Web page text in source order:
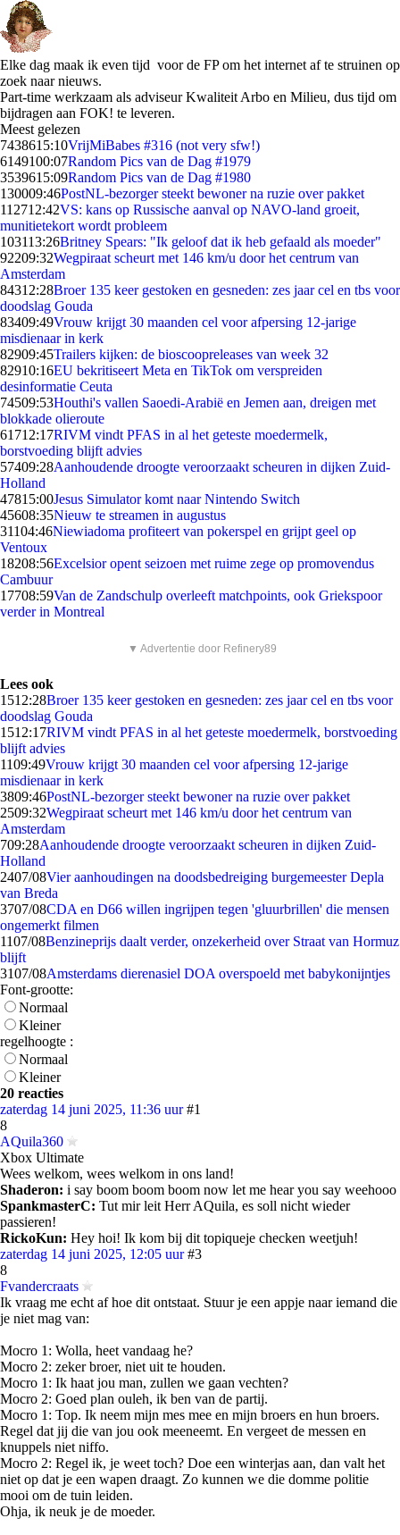
Elke dag maak ik even tijd voor de FP om het internet af te struinen op
zoek naar nieuws.
Part-time werkzaam als adviseur Kwaliteit Arbo en Milieu, dus tijd om
bijdragen aan FOK! te leveren.
Meest gelezen
7438615:10VrijMiBabes #316 (not very sfw!)
6149100:07Random Pics van de Dag #1979
3539615:09Random Pics van de Dag #1980
130009:46PostNL-bezorger steekt bewoner na ruzie over pakket
112712:42VS: kans op Russische aanval op NAVO-land groeit,
munitietekort wordt probleem
103113:26Britney Spears: "Ik geloof dat ik heb gefaald als moeder"
92209:32Wegpiraat scheurt met 146 km/u door het centrum van
Amsterdam
84312:28Broer 135 keer gestoken en gesneden: zes jaar cel en tbs voor
doodslag Gouda
83409:49Vrouw krijgt 30 maanden cel voor afpersing 12-jarige
misdienaar in kerk
82909:45Trailers kijken: de bioscoopreleases van week 32
82910:16EU bekritiseert Meta en TikTok om verspreiden
desinformatie Ceuta
74509:53Houthi's vallen Saoedi-Arabië en Jemen aan, dreigen met
blokkade olieroute
61712:17RIVM vindt PFAS in al het geteste moedermelk,
borstvoeding blijft advies
57409:28Aanhoudende droogte veroorzaakt scheuren in dijken Zuid-
Holland
47815:00Jesus Simulator komt naar Nintendo Switch
45608:35Nieuw te streamen in augustus
31104:46Niewiadoma profiteert van pokerspel en grijpt geel op
Ventoux
18208:56Excelsior opent seizoen met ruime zege op promovendus
Cambuur
17708:59Van de Zandschulp overleeft matchpoints, ook Griekspoor
verder in Montreal
▼ Advertentie door Refinery89
Lees ook
1512:28Broer 135 keer gestoken en gesneden: zes jaar cel en tbs voor
doodslag Gouda
1512:17RIVM vindt PFAS in al het geteste moedermelk, borstvoeding
blijft advies
1109:49Vrouw krijgt 30 maanden cel voor afpersing 12-jarige
misdienaar in kerk
3809:46PostNL-bezorger steekt bewoner na ruzie over pakket
2509:32Wegpiraat scheurt met 146 km/u door het centrum van
Amsterdam
709:28Aanhoudende droogte veroorzaakt scheuren in dijken Zuid-
Holland
2407/08Vier aanhoudingen na doodsbedreiging burgemeester Depla
van Breda
3707/08CDA en D66 willen ingrijpen tegen 'gluurbrillen' die mensen
ongemerkt filmen
1107/08Benzineprijs daalt verder, onzekerheid over Straat van Hormuz
blijft
3107/08Amsterdams dierenasiel DOA overspoeld met babykonijntjes
Font-grootte:
Normaal
Kleiner
regelhoogte :
Normaal
Kleiner
20 reacties
zaterdag 14 juni 2025, 11:36 uur #1
8
AQuila360
Xbox Ultimate
Wees welkom, wees welkom in ons land!
Shaderon: i say boom boom boom now let me hear you say weehooo
SpankmasterC: Tut mir leit Herr AQuila, es soll nicht wieder
passieren!
RickoKun: Hey hoi! Ik kom bij dit topiqueje checken weetjuh!
zaterdag 14 juni 2025, 12:05 uur #3
8
Fvandercraats
Ik vraag me echt af hoe dit ontstaat. Stuur je een appje naar iemand die
je niet mag van:
Mocro 1: Wolla, heet vandaag he?
Mocro 2: zeker broer, niet uit te houden.
Mocro 1: Ik haat jou man, zullen we gaan vechten?
Mocro 2: Goed plan ouleh, ik ben van de partij.
Mocro 1: Top. Ik neem mijn mes mee en mijn broers en hun broers.
Regel dat jij die van jou ook meeneemt. En vergeet de messen en
knuppels niet niffo.
Mocro 2: Regel ik, je weet toch? Doe een winterjas aan, dan valt het
niet op dat je een wapen draagt. Zo kunnen we die domme politie
mooi om de tuin leiden.
Ohja, ik neuk je de moeder.